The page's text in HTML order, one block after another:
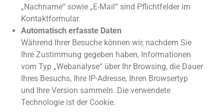
„Nachname“ sowie „E-Mail“ sind Pflichtfelder im
Kontaktformular.
Automatisch erfasste Daten
Während Ihrer Besuche können wir, nachdem Sie
Ihre Zustimmung gegeben haben, Informationen
vom Typ „Webanalyse“ über Ihr Browsing, die Dauer
Ihres Besuchs, Ihre IP-Adresse, Ihren Browsertyp
und Ihre Version sammeln. Die verwendete
Technologie ist der Cookie.